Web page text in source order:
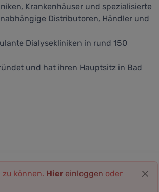
Krankenhäuser und spezialisierte
Distributoren, Händler und
Dialysekliniken in rund 150
und hat ihren Hauptsitz in Bad
können. Hier einloggen oder